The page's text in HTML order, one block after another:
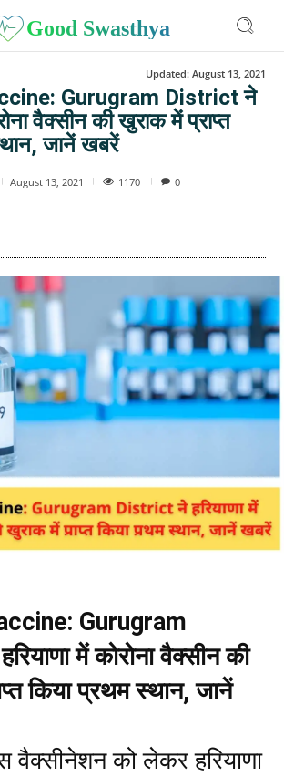
Good Swasthya
Updated: August 13, 2021
Gurugram District ने
वैक्सीन की खुराक में प्राप्त
जानें खबरें
August 13, 2021 1170 0
Gurugram
में कोरोना वैक्सीन की
किया प्रथम स्थान, जानें
वैक्सीनेशन को लेकर हरियाणा